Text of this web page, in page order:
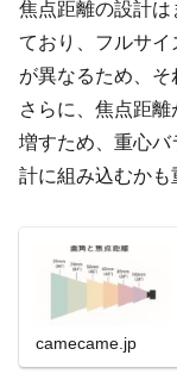
焦点距離の設計は
ており、フルサ
が異なるため、そ
さらに、焦点距
増すため、重心
計に組み込むかも
camecame.jp